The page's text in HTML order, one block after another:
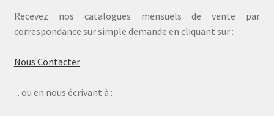
Recevez nos catalogues mensuels de vente par
correspondance sur simple demande en cliquant sur :
Nous Contacter
... ou en nous écrivant à :